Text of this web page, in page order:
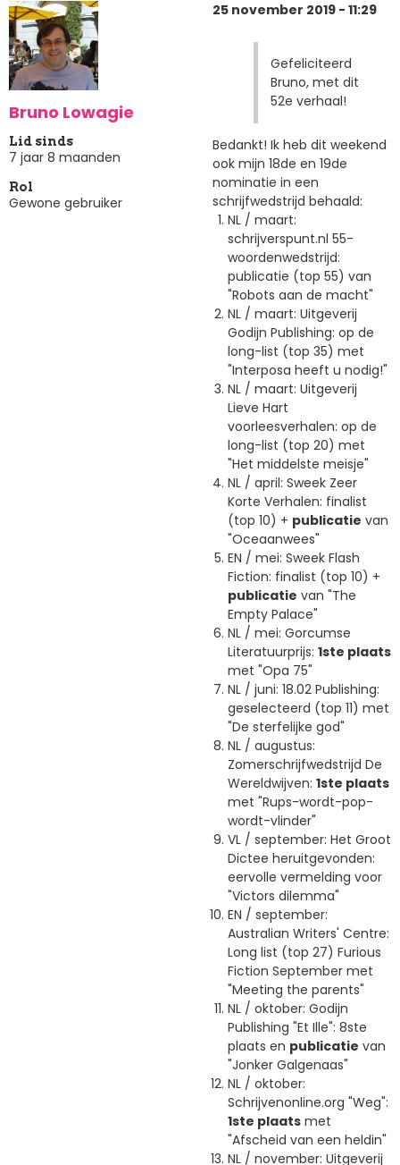
Bruno Lowagie
Lid sinds
7 jaar 8 maanden
Rol
Gewone gebruiker
25 november 2019 - 11:29
Gefeliciteerd
Bruno, met dit
52e verhaal!
Bedankt! Ik heb dit weekend
ook mijn 18de en 19de
nominatie in een
schrijfwedstrijd behaald:
NL / maart:
schrijverspunt.nl 55-
woordenwedstrijd:
publicatie (top 55) van
"Robots aan de macht"
NL / maart: Uitgeverij
Godijn Publishing: op de
long-list (top 35) met
"Interposa heeft u nodig!"
NL / maart: Uitgeverij
Lieve Hart
voorleesverhalen: op de
long-list (top 20) met
"Het middelste meisje"
NL / april: Sweek Zeer
Korte Verhalen: finalist
(top 10) + publicatie van
"Oceaanwees"
EN / mei: Sweek Flash
Fiction: finalist (top 10) +
publicatie van "The
Empty Palace"
NL / mei: Gorcumse
Literatuurprijs: 1ste plaats
met "Opa 75"
NL / juni: 18.02 Publishing:
geselecteerd (top 11) met
"De sterfelijke god"
NL / augustus:
Zomerschrijfwedstrijd De
Wereldwijven: 1ste plaats
met "Rups-wordt-pop-
wordt-vlinder"
VL / september: Het Groot
Dictee heruitgevonden:
eervolle vermelding voor
"Victors dilemma"
EN / september:
Australian Writers' Centre:
Long list (top 27) Furious
Fiction September met
"Meeting the parents"
NL / oktober: Godijn
Publishing "Et Ille": 8ste
plaats en publicatie van
"Jonker Galgenaas"
NL / oktober:
Schrijvenonline.org "Weg":
1ste plaatsmet
"Afscheid van een heldin"
NL / november: Uitgeverij